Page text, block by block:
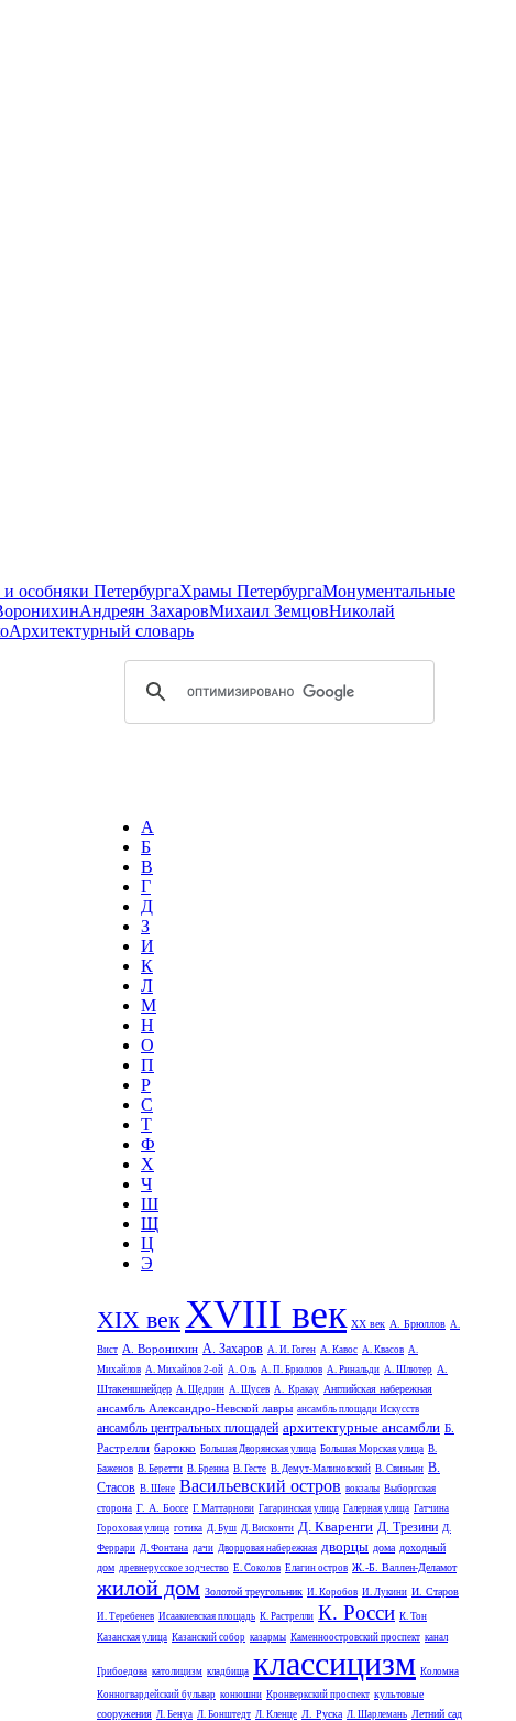
особняки ПетербургаХрамы ПетербургаМонументальные
Андреян ЗахаровМихаил ЗемцовНиколай
Архитектурный словарь
А
Б
В
Г
Д
З
И
К
Л
М
Н
О
П
Р
С
Т
Ф
Х
Ч
Ш
Щ
Ц
Э
XIX векXVIII век XX век А. Брюллов А.
Вист А. Воронихин А. Захаров А. И. Гоген А. Кавос А. Квасов А.
Михайлов А. Михайлов 2-ой А. Оль А. П. Брюллов А. Ринальди А. Шлютер А.
Штакеншнейдер А. Щедрин А. Щусев А. Кракау Английская набережная
ансамбль Александро-Невской лавры ансамбль площади Искусств
ансамбль центральных площадей архитектурные ансамбли Б.
Растрелли барокко Большая Дворянская улица Большая Морская улица В.
Баженов В. Беретти В. Бренна В. Гесте В. Демут-Малиновский В. Свиньин В.
Стасов В. Шене Васильевский остров вокзалы Выборгская
сторона Г. А. Боссе Г. Маттарнови Гагаринская улица Галерная улица Гатчина
Гороховая улица готика Д. Буш Д. Висконти Д. Кваренги Д. Трезини Д.
Феррари Д. Фонтана дачи Дворцовая набережная дворцы дома доходный
дом древнерусское зодчество Е. Соколов Елагин остров Ж.-Б. Валлен-Деламот
жилой дом Золотой треугольник И. Коробов И. Лукини И. Старов
И. Теребенев Исаакиевская площадь К. Растрелли К. Росси К. Тон
Казанская улица Казанский собор казармы Каменноостровский проспект канал
Грибоедова католицизм кладбища классицизм Коломна
Конногвардейский бульвар конюшни Кронверкский проспект культовые
сооружения Л. Бенуа Л. Бонштедт Л. Кленце Л. Руска Л. Шарлемань Летний сад